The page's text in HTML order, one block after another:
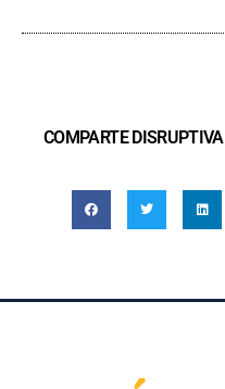
COMPARTE DISRUPTIVA